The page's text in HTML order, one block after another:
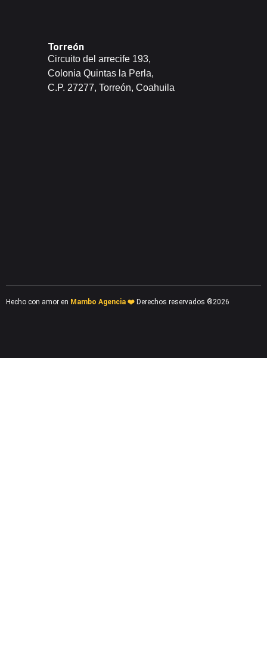
Torreón
Circuito del arrecife 193,
Colonia Quintas la Perla,
C.P. 27277, Torreón, Coahuila
Hecho con amor en Mambo Agencia ❤️ Derechos reservados ®2026